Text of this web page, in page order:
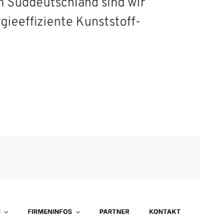
Kunststoff-